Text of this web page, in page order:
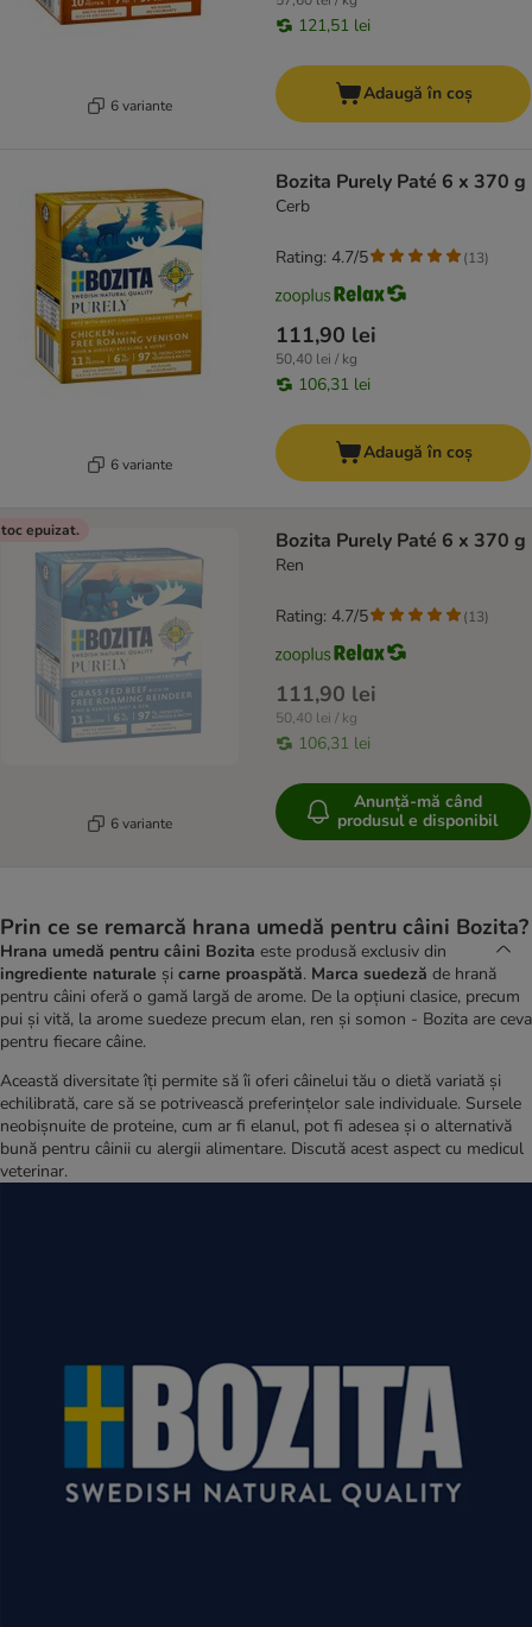
6 variante
121,51 lei
Adaugă în coș
6 variante
Bozita Purely Paté 6 x 370 g
Cerb
111,90 lei
50,40 lei / kg
106,31 lei
Rating: 4.7/5 (13)
Adaugă în coș
epuizat.
6 variante
Bozita Purely Paté 6 x 370 g
Ren
111,90 lei
50,40 lei / kg
106,31 lei
Rating: 4.7/5 (13)
Anunță-mă când
produsul e disponibil
Prin ce se remarcă hrana umedă pentru câini Bozita?
Hrana umedă pentru câini Bozita este produsă exclusiv din
ingrediente naturale și carne proaspătă. Marca suedeză de hrană
pentru câini oferă o gamă largă de arome. De la opțiuni clasice, precum
pui și vită, la arome suedeze precum elan, ren și somon - Bozita are ceva
pentru fiecare câine.
Această diversitate îți permite să îi oferi câinelui tău o dietă variată și
echilibrată, care să se potrivească preferințelor sale individuale. Sursele
neobișnuite de proteine, cum ar fi elanul, pot fi adesea și o alternativă
bună pentru câinii cu alergii alimentare. Discută acest aspect cu medicul
veterinar.